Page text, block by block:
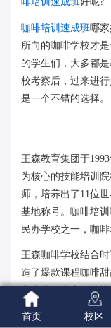
咖啡培训速成班哪
所向的咖啡学校才
的学生们，大多都
校考察后，过来进
是一个不错的选择。
王森教育集团于
为核心的技能培训
师，培养出了11位
基地称号。咖啡培
民办学校之一，咖
王森咖啡学校结合
造了爆款课程咖啡
和甜品全品类，最
成班
哪家好，王森

首页

校区